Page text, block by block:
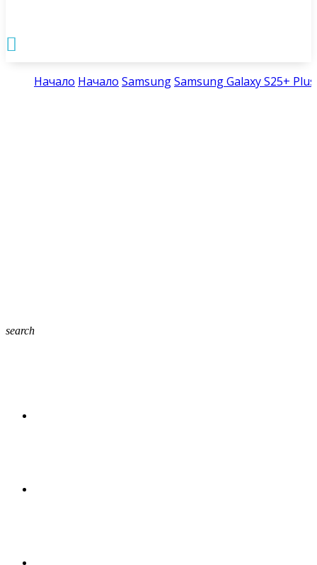

Начало Начало SamsungSamsung Galaxy S25+ Plus
search